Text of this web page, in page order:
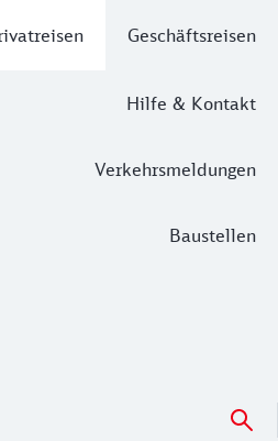
Geschäftsreisen
Hilfe & Kontakt
Verkehrsmeldungen
Baustellen